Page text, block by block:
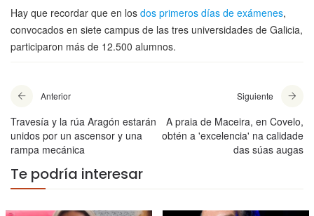
Hay que recordar que en los dos primeros días de exámenes,
convocados en siete campus de las tres universidades de Galicia,
participaron más de 12.500 alumnos.
Anterior
Travesía y la rúa Aragón estarán
unidos por un ascensor y una
rampa mecánica
Siguiente
A praia de Maceira, en Covelo,
obtén a 'excelencia' na calidade
das súas augas
Te podría interesar